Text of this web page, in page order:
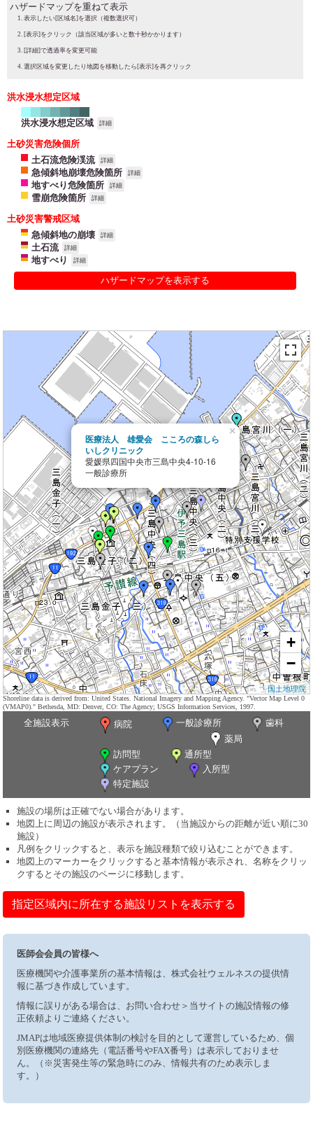
ハザードマップを重ねて表示
表示したい[区域名]を選択（複数選択可）
[表示]をクリック（該当区域が多いと数十秒かかります）
[詳細]で透過率を変更可能
選択区域を変更したり地図を移動したら[表示]を再クリック
洪水浸水想定区域
洪水浸水想定区域 詳細
土砂災害危険個所
土石流危険渓流
詳細
急傾斜地崩壊危険箇所 詳細
地すべり危険箇所 詳細
雪崩危険箇所 詳細
土砂災害警戒区域
急傾斜地の崩壊
詳細
土石流 詳細
地すべり 詳細
ハザードマップを表示する
医療法人 雄愛会 こころの森しら
いしクリニック
愛媛県四国中央市三島中央4-10-16
一般診療所
×
+
−
国土地理院
Shoreline data is derived from: United States. National Imagery and Mapping Agency. "Vector Map Level 0
(VMAP0)." Bethesda, MD: Denver, CO: The Agency; USGS Information Services, 1997.
全施設表示 病院 一般診療所
歯科
薬局
訪問型
通所型
ケアプラン
入所型
特定施設
施設の場所は正確でない場合があります。
地図上に周辺の施設が表示されます。（当施設からの距離が近い順に30
施設）
凡例をクリックすると、表示を施設種類で絞り込むことができます。
地図上のマーカーをクリックすると基本情報が表示され、名称をクリッ
クするとその施設のページに移動します。
指定区域内に所在する施設リストを表示する
医師会会員の皆様へ
医療機関や介護事業所の基本情報は、株式会社ウェルネスの提供情
報に基づき作成しています。
情報に誤りがある場合は、お問い合わせ＞当サイトの施設情報の修
正依頼よりご連絡ください。
JMAPは地域医療提供体制の検討を目的として運営しているため、個
別医療機関の連絡先（電話番号やFAX番号）は表示しておりませ
ん。（※災害発生等の緊急時にのみ、情報共有のため表示しま
す。）